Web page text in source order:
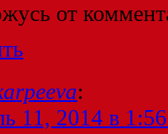
от
:
11, 2014 в